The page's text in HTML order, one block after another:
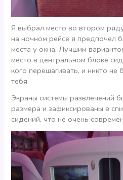
Я выбрал место во втором
на ночном рейсе я предпочел
места у окна. Лучшим
место в центральном блоке
кого перешагивать, и никто не
тебя.
Экраны системы развлечений
размера и зафиксированы в
сидений, что не очень